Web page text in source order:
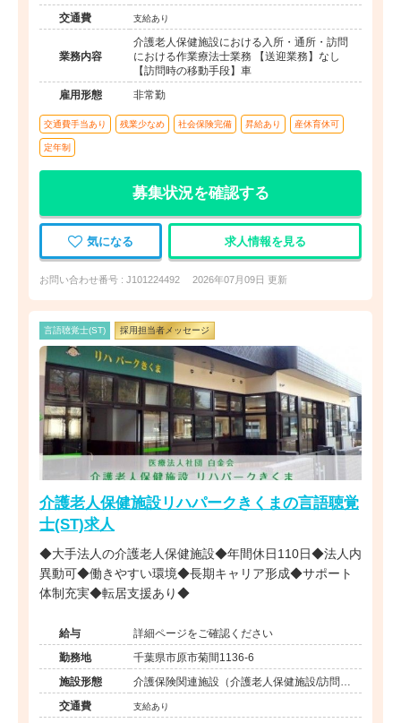
護・リハ）
交通費 支給あり
業務内容
介護老人保健施設における入所・通所・訪問
における作業療法士業務 【送迎業務】なし
【訪問時の移動手段】車
雇用形態
非常勤
交通費手当あり 残業少なめ 社会保険完備 昇給あり 産休育休可
定年制
募集状況を確認する
気になる 求人情報を見る
お問い合わせ番号 : J101224492 2026年07月09日 更新
言語聴覚士(ST) 採用担当者メッセージ
介護老人保健施設リハパークきくまの言語聴覚
士(ST)求人
◆大手法人の介護老人保健施設◆年間休日110日◆法人内
異動可◆働きやすい環境◆長期キャリア形成◆サポート
体制充実◆転居支援あり◆
給与
詳細ページをご確認ください
勤務地
千葉県市原市菊間1136-6
施設形態
介護保険関連施設（介護老人保健施設/訪問看
護・リハ）
交通費 支給あり